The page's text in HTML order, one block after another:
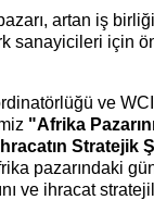
artan iş
sanayicileri için
ve
"Afrika
Stratejik
pazarındaki
ve ihracat